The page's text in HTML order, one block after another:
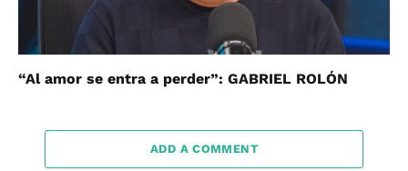
“Al amor se entra a perder”: GABRIEL ROLÓN
ADD A COMMENT